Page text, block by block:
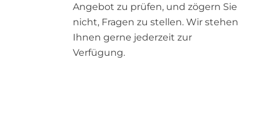
Angebot zu prüfen, und zögern Sie
nicht, Fragen zu stellen. Wir stehen
Ihnen gerne jederzeit zur
Verfügung.